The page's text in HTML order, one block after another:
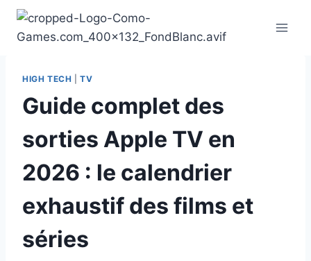
Aller
contenu
HIGH TECH |TV
Guide complet des
sorties Apple TV en
2026 : le calendrier
exhaustif des films et
séries